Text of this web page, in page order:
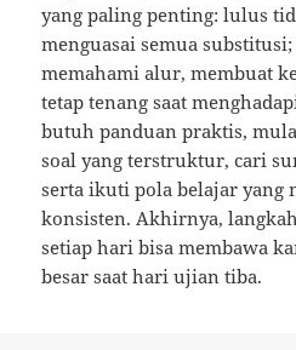
yang paling penting: lulus
menguasai semua
memahami alur, membuat
tetap tenang saat
butuh panduan praktis,
soal yang terstruktur, cari
serta ikuti pola belajar yang
konsisten. Akhirnya,
setiap hari bisa membawa
besar saat hari ujian tiba.